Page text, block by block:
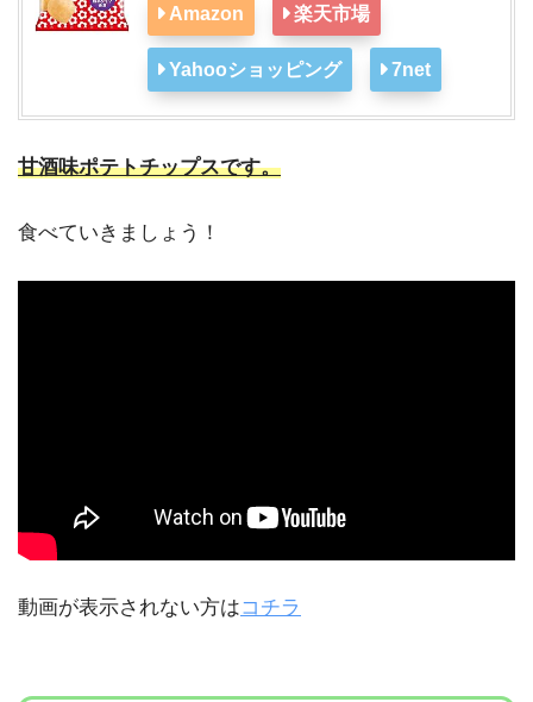
Amazon 楽天市場
Yahooショッピング 7net
甘酒味ポテトチップスです。
食べていきましょう！
動画が表示されない方はコチラ